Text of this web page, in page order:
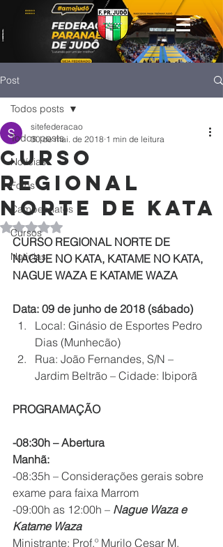
Post
Todos posts
Notícias
Fotos
Campeonatos
Cursos
Noticias
Todos posts
CURSO
REGIONAL
NORTE DE KATA
sitefederacao
30 de mai. de 2018 1 min de leitura
Avaliado com NaN de 5 estrelas.
CURSO REGIONAL NORTE DE
NAGUE NO KATA, KATAME NO KATA,
NAGUE WAZA E KATAME WAZA
Data: 09 de junho de 2018 (sábado)
Local: Ginásio de Esportes Pedro
Dias (Munhecão)
Rua: João Fernandes, S/N –
Jardim Beltrão – Cidade: Ibiporã
PROGRAMAÇÃO
-08:30h – Abertura
Manhã:
-08:35h – Considerações gerais sobre
exame para faixa Marrom
-09:00h as 12:00h – Nague Waza e
Katame Waza
Ministrante: Prof.º Murilo Cesar M.